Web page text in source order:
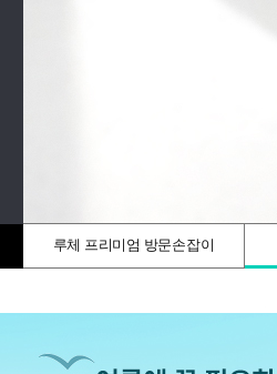
루체 프리미엄 방문손잡이